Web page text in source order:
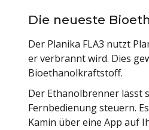
Die neueste
Der Planika FLA3 nutzt
er verbrannt wird. Dies
Bioethanolkraftstoff.
Der Ethanolbrenner lässt
Fernbedienung steuern.
Kamin über eine App auf